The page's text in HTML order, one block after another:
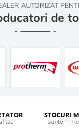
AUTORIZAT
de
tau
STOCURI
suntem